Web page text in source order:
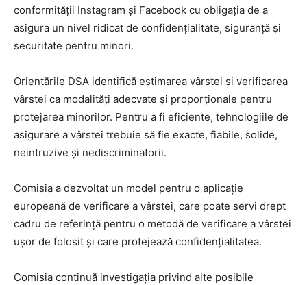
conformității Instagram și Facebook cu obligația de a
asigura un nivel ridicat de confidențialitate, siguranță și
securitate pentru minori.
Orientările DSA identifică estimarea vârstei și verificarea
vârstei ca modalități adecvate și proporționale pentru
protejarea minorilor. Pentru a fi eficiente, tehnologiile de
asigurare a vârstei trebuie să fie exacte, fiabile, solide,
neintruzive și nediscriminatorii.
Comisia a dezvoltat un model pentru o aplicație
europeană de verificare a vârstei, care poate servi drept
cadru de referință pentru o metodă de verificare a vârstei
ușor de folosit și care protejează confidențialitatea.
Comisia continuă investigația privind alte posibile